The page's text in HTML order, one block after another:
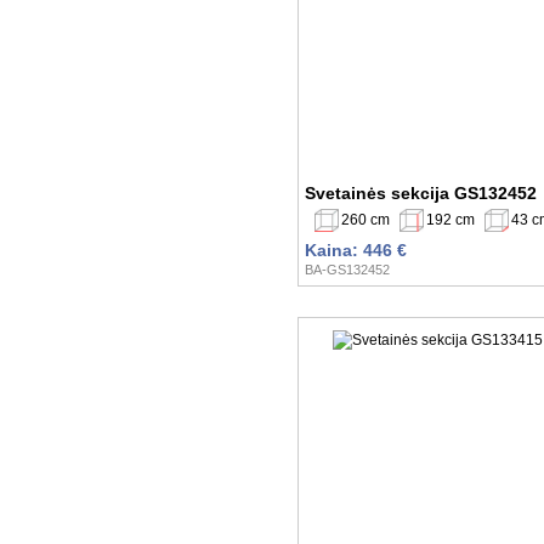
Svetainės sekcija GS132452
260 cm 192 cm 43
Kaina: 446 €
BA-GS132452